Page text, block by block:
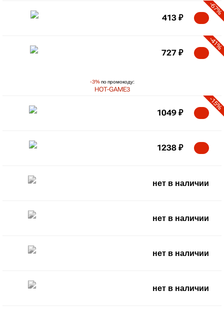
-67%
413 ₽
-3%по промокоду:
HOT-GAME3
-41%
727 ₽
-15%
1049 ₽
1238 ₽
нет в наличии
нет в наличии
нет в наличии
нет в наличии